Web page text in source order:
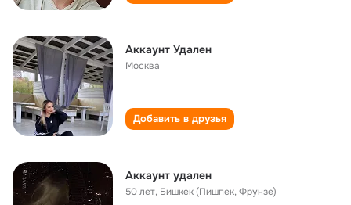
Аккаунт Удален
Москва
Добавить в друзья
Аккаунт удален
50 лет, Бишкек (Пишпек, Фрунзе)